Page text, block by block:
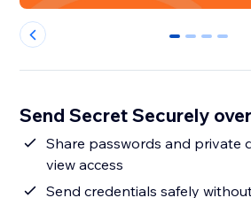
0 1 2 3
Send Secret Securely
Share passwords and private
view access
Send credentials safely